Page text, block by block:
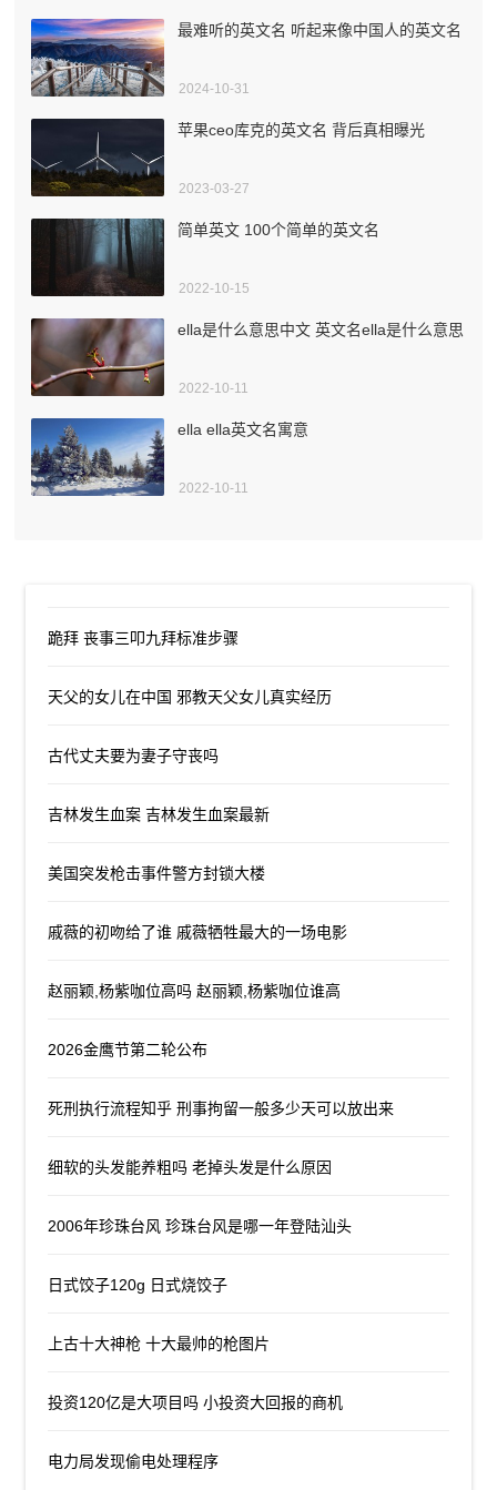
最难听的英文名 听起来像中国人的英文名
2024-10-31
苹果ceo库克的英文名 背后真相曝光
2023-03-27
简单英文 100个简单的英文名
2022-10-15
ella是什么意思中文 英文名ella是什么意思
2022-10-11
ella ella英文名寓意
2022-10-11
跪拜 丧事三叩九拜标准步骤
天父的女儿在中国 邪教天父女儿真实经历
古代丈夫要为妻子守丧吗
吉林发生血案 吉林发生血案最新
美国突发枪击事件警方封锁大楼
戚薇的初吻给了谁 戚薇牺牲最大的一场电影
赵丽颖,杨紫咖位高吗 赵丽颖,杨紫咖位谁高
2026金鹰节第二轮公布
死刑执行流程知乎 刑事拘留一般多少天可以放出来
细软的头发能养粗吗 老掉头发是什么原因
2006年珍珠台风 珍珠台风是哪一年登陆汕头
日式饺子120g 日式烧饺子
上古十大神枪 十大最帅的枪图片
投资120亿是大项目吗 小投资大回报的商机
电力局发现偷电处理程序